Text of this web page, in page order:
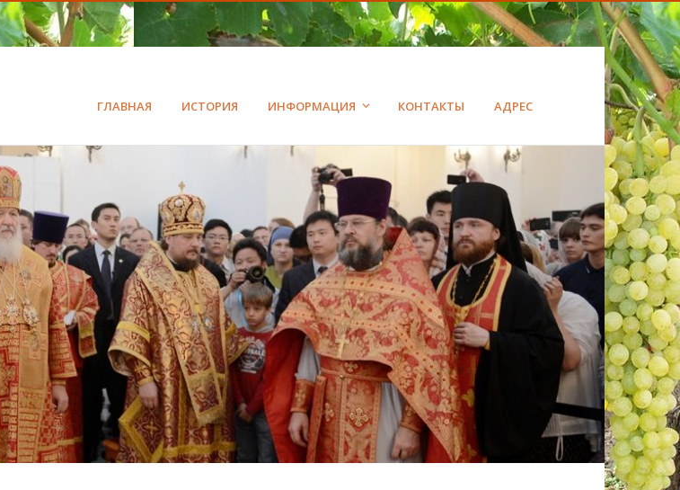
ГЛАВНАЯ ИСТОРИЯ ИНФОРМАЦИЯ КОНТАКТЫ АДРЕС